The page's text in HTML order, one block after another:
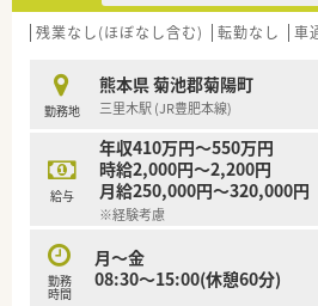
残業なし(ほぼなし含む) 転勤なし 車
勤務地
熊本県 菊池郡菊陽町
三里木駅 (JR豊肥本線)
給与
年収410万円～550万円
時給2,000円～2,200円
月給250,000円～320,000円
※経験考慮
勤務
時間
月～金
08:30～15:00(休憩60分)